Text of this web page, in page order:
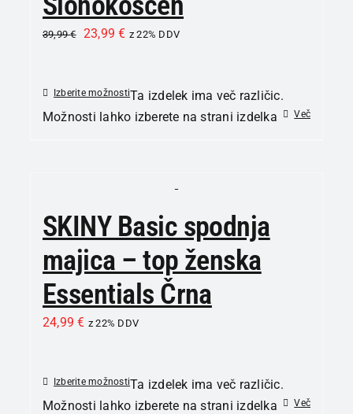
39,99€ 23,99€ z 22% DDV
Izberite možnostiTa izdelek ima več različic.
Možnosti lahko izberete na strani izdelka
Več
SKINY Basic spodnja
majica – top ženska
Essentials Črna
24,99€ z 22% DDV
Izberite možnostiTa izdelek ima več različic.
Možnosti lahko izberete na strani izdelka
Več